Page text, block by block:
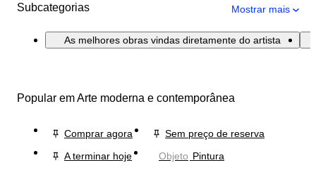
Subcategorias Mostrar mais
As melhores obras vindas diretamente do artista
Popular em Arte moderna e contemporânea
Comprar agora
Sem preço de reserva
A terminar hoje
Objeto Pintura